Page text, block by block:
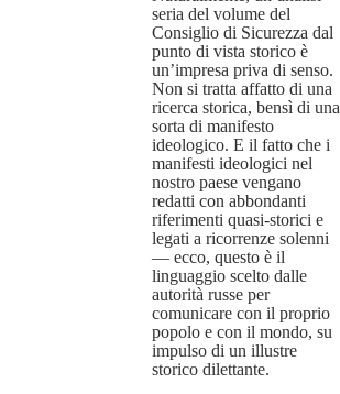
seria del volume del
Consiglio di Sicurezza dal
punto di vista storico è
un’impresa priva di senso.
Non si tratta affatto di una
ricerca storica, bensì di una
sorta di manifesto
ideologico. E il fatto che i
manifesti ideologici nel
nostro paese vengano
redatti con abbondanti
riferimenti quasi-storici e
legati a ricorrenze solenni
— ecco, questo è il
linguaggio scelto dalle
autorità russe per
comunicare con il proprio
popolo e con il mondo, su
impulso di un illustre
storico dilettante.